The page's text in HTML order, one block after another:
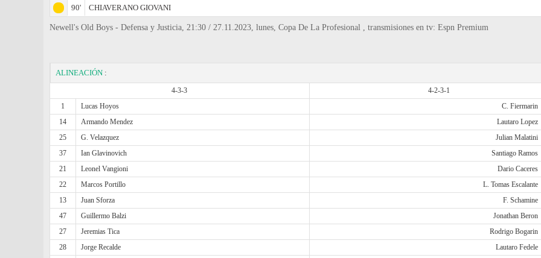
90'
CHIAVERANO GIOVANI
Newell's Old Boys - Defensa y Justicia, 21:30 / 27.11.2023, lunes, Copa De La Profesional , transmisiones en tv: Espn Premium
ALINEACIÓN :
4-3-3
4-2-3-1
1
Lucas Hoyos C. Fiermarin
14
Armando Mendez Lautaro Lopez
25
G. Velazquez Julian Malatini
37
Ian Glavinovich Santiago Ramos
21
Leonel Vangioni Dario Caceres
22
Marcos Portillo L. Tomas Escalante
13
Juan Sforza F. Schamine
47
Guillermo Balzi Jonathan Beron
27
Jeremias Tica Rodrigo Bogarin
28
Jorge Recalde Lautaro Fedele